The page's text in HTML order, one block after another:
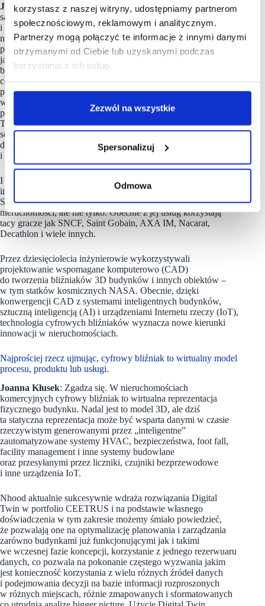
korzystasz z naszej witryny, udostępniamy partnerom
społecznościowym, reklamowym i analitycznym.
Partnerzy mogą połączyć te informacje z innymi danymi
otrzymanymi od Ciebie lub uzyskanymi podczas
korzystania z ich usług.
Zezwól na wszystkie
Spersonalizuj
Odmowa
Joanna Kłusek : Faktycznie, ESG i dygitalizacja obiektów
są to dwa kluczowe dla naszej firmy obszary, które rozwijamy
i w które chętnie inwestujemy. Dzięki temu zapewniamy
naszym klientom rozwiązania szyte na miarę dzisiejszych
potrzeb, wynikających zarówno ze zmian w prawodawstwie,
jak również większej wrażliwości i świadomości ESG coraz
bardziej widocznej w strategiach firm. Obserwujemy, również
coraz większą konieczność wdrażania rozwiązań,
pozwalających na bardziej efektywne zarządzanie inwestycją
w nieruchomości, oparte w dużej mierze na pozyskiwaniu,
przetwarzaniu i antycypowaniu różnorodnych danych.
To na podstawie tych danych możliwe jest tworzenie
scenariuszy pozwalający na podjęcie najlepszych możliwych
decyzji dotyczących bieżącego zarządzania, planowania
i strategii działania.
I tu mówimy właśnie o Digital Twin, które jest jedną z ostatnich
inwestycji naszej firmy. Kupiona przez Nhood francuska firma
Stereograph, proponuje rozwiązania Digital Twin dla sektora
nieruchomości, ale nie tylko. Obecnie z jej usług korzystają
tacy gracze jak SNCF, Saint Gobain, AXA IM, Nacarat,
Decathlon i wiele innych.
Przez dziesięciolecia inżynierowie wykorzystywali
projektowanie wspomagane komputerowo (CAD)
do tworzenia bliźniaków 3D budynków i innych obiektów –
w tym statków kosmicznych NASA. Obecnie, dzięki
konwergencji CAD z systemami inteligentnych budynków,
sztuczną inteligencją (AI) i urządzeniami Internetu rzeczy (IoT),
technologia cyfrowych bliźniaków wyznacza nowe kierunki
innowacji w nieruchomościach.
Najprościej rzecz ujmując, cyfrowy bliźniak to wirtualny model
procesu, produktu lub usługi.
Joanna Kłusek: Zgadza się. W nieruchomościach
komercyjnych cyfrowy bliźniak to wirtualna reprezentacja
fizycznego budynku. Nadal jest to model 3D, ale dziś
ta statyczna reprezentacja może być wsparta danymi w czasie
rzeczywistym generowanymi przez „inteligentne”
zautomatyzowane systemy HVAC, bezpieczeństwa, foot fall,
facility management i inne systemy budowlane
oraz przesyłanymi przez liczniki, czujniki bezprzewodowe
i inne urządzenia IoT.
Nhood aktualnie sukcesywnie wdraża rozwiązania Digital
Twin w portfolio CEETRUS i na podstawie własnego
doświadczenia w tym zakresie możemy śmiało powiedzieć,
że pozwalają one na optymalizację planowania i zarządzania
zarówno budynkami już funkcjonującymi jak i takimi
we wczesnej fazie koncepcji, korzystanie z jednego rezerwuaru
danych, co pozwala na pokonanie częstego wyzwania jakim
jest konieczność korzystania z wielu różnych źródeł danych
i podejmowania decyzji na bazie informacji rozproszonych
w różnych miejscach, różnie zmapowanych i sformatowanych